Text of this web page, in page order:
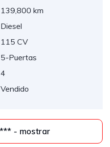
139,800 km
Diesel
115 CV
5-Puertas
4
Vendido
346 *** *** - mostrar